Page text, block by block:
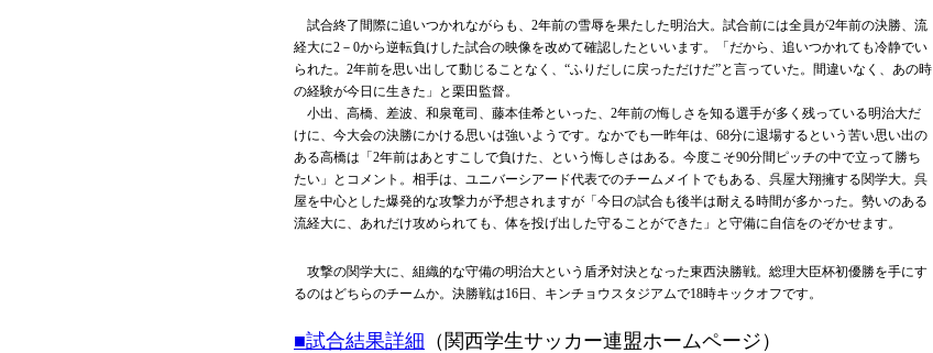
試合終了間際に追いつかれながらも、2年前の雪辱を果たした明治大。試合前には全員が2年前の決勝、流
経大に2－0から逆転負けした試合の映像を改めて確認したといいます。「だから、追いつかれても冷静でい
られた。2年前を思い出して動じることなく、“ふりだしに戻っただけだ”と言っていた。間違いなく、あの時
の経験が今日に生きた」と栗田監督。
小出、高橋、差波、和泉竜司、藤本佳希といった、2年前の悔しさを知る選手が多く残っている明治大だ
けに、今大会の決勝にかける思いは強いようです。なかでも一昨年は、68分に退場するという苦い思い出の
ある高橋は「2年前はあとすこしで負けた、という悔しさはある。今度こそ90分間ピッチの中で立って勝ち
たい」とコメント。相手は、ユニバーシアード代表でのチームメイトでもある、呉屋大翔擁する関学大。呉
屋を中心とした爆発的な攻撃力が予想されますが「今日の試合も後半は耐える時間が多かった。勢いのある
流経大に、あれだけ攻められても、体を投げ出した守ることができた」と守備に自信をのぞかせます。
攻撃の関学大に、組織的な守備の明治大という盾矛対決となった東西決勝戦。総理大臣杯初優勝を手にす
るのはどちらのチームか。決勝戦は16日、キンチョウスタジアムで18時キックオフです。
■試合結果詳細 （関西学生サッカー連盟ホームページ）